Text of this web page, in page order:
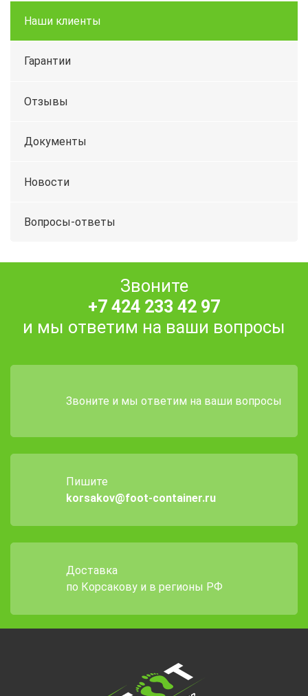
Наши клиенты
Гарантии
Отзывы
Документы
Новости
Вопросы-ответы
Звоните
+7 424 233 42 97
и мы ответим на ваши вопросы
Звоните и мы ответим на ваши вопросы
Пишите
korsakov@foot-container.ru
Доставка
по Корсакову и в регионы РФ